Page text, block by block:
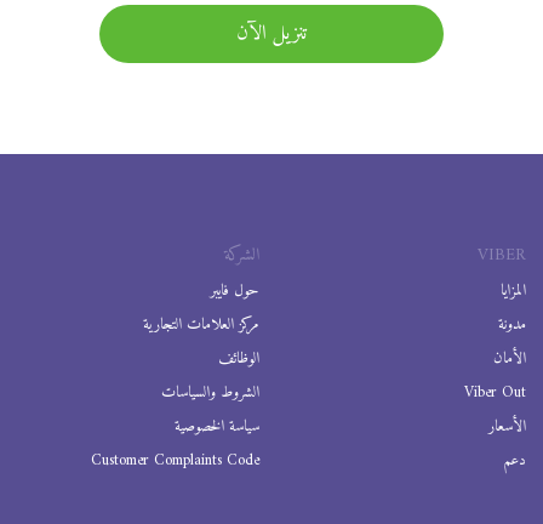
تنزيل الآن
VIBER
المزايا
مدونة
الأمان
Viber Out
الأسعار
دعم
الشركة
حول فايبر
مركز العلامات التجارية
الوظائف
الشروط والسياسات
سياسة الخصوصية
Customer Complaints Code